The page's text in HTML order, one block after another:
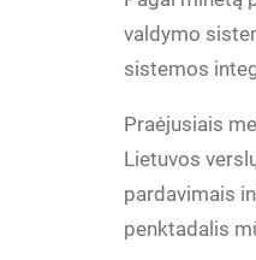
valdymo
sistemos
Praėjusiais
Lietuvos
pardavimais
penktadalis